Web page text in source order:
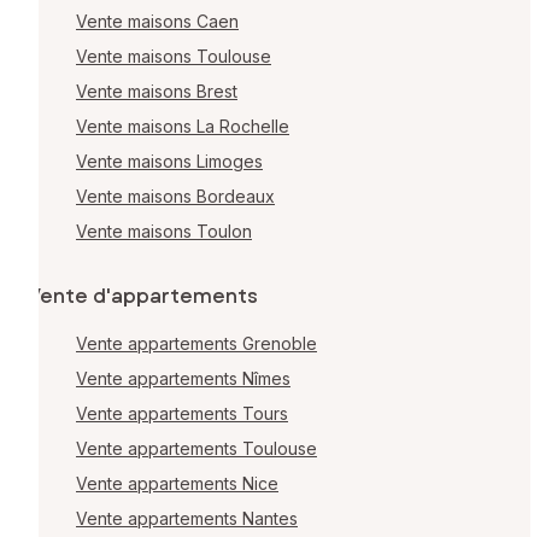
Vente maisons Caen
Vente maisons Toulouse
Vente maisons Brest
Vente maisons La Rochelle
Vente maisons Limoges
Vente maisons Bordeaux
Vente maisons Toulon
Vente d'appartements
Vente appartements Grenoble
Vente appartements Nîmes
Vente appartements Tours
Vente appartements Toulouse
Vente appartements Nice
Vente appartements Nantes